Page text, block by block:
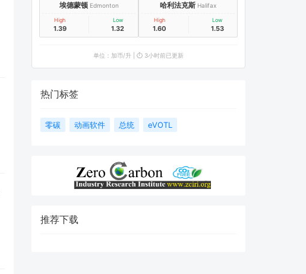
埃德蒙顿 Edmonton
High
1.39
Low
1.32
哈利法克斯 Halifax
High
1.60
Low
1.53
单位：加币/升 | ⏱️ 3小时前已更新
热门标签
零碳 动画软件 总统 eVOTL
推荐下载